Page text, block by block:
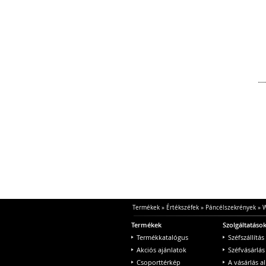
Termékek» Értékszéfek» Páncélszekrények»
Termékek
Termékkatalógus
Akciós ajánlatok
Csoporttérkép
Szolgáltatások
A vásárlás